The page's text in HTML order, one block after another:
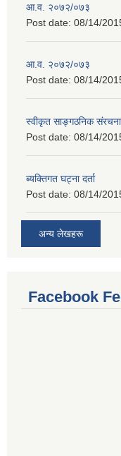
आ.व. २०७२/०७३
Post date: 08/14/
आ.व. २०७२/०७३
Post date: 08/14/
स्वीकृत साङ्गठनिक संरचना,
Post date: 08/14/
ब्यक्तिगत घट्ना दर्ता
Post date: 08/14/
अन्य लेखहरू
Facebook